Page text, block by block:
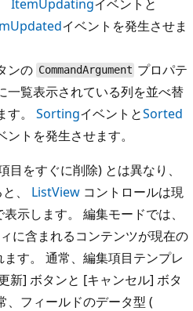
ItemUpdatingイベントと
イベントを発生させま
ンの CommandArgument プロパテ
一覧表示されている列を並べ替
す。 SortingイベントとSorted
ントを発生させます。
をすぐに削除) とは異なり、
、 ListView コントロールは現
示します。 編集モードでは、
に含まれるコンテンツが現在の
す。 通常、編集項目テンプレ
新] ボタンと [キャンセル] ボタ
、フィールドのデータ型 (